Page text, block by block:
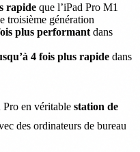
rapide que l’iPad Pro M1
troisième génération
plus performant dans
4 fois plus rapide dans
Pro en véritable station de
des ordinateurs de bureau